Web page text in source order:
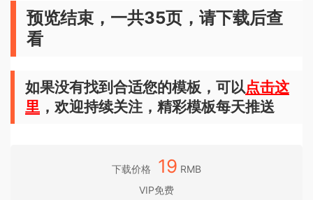
预览结束，一共35页，请下载后查
看
如果没有找到合适您的模板，可以点击这
里 ，欢迎持续关注，精彩模板每天推送
下载价格 19 RMB
VIP免费